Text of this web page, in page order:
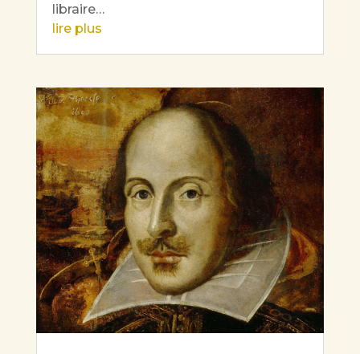
libraire…
lire plus